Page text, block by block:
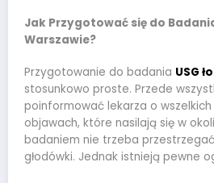
Jak Przygotować się do
Warszawie?
Przygotowanie do badania USG
stosunkowo proste. Przede
poinformować lekarza o
objawach, które nasilają się w
badaniem nie trzeba
głodówki. Jednak istnieją pewne